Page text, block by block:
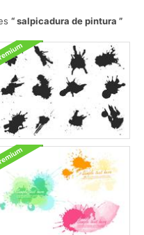
salpicadura de pintura